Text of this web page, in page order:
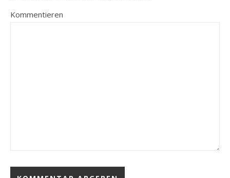
Kommentieren